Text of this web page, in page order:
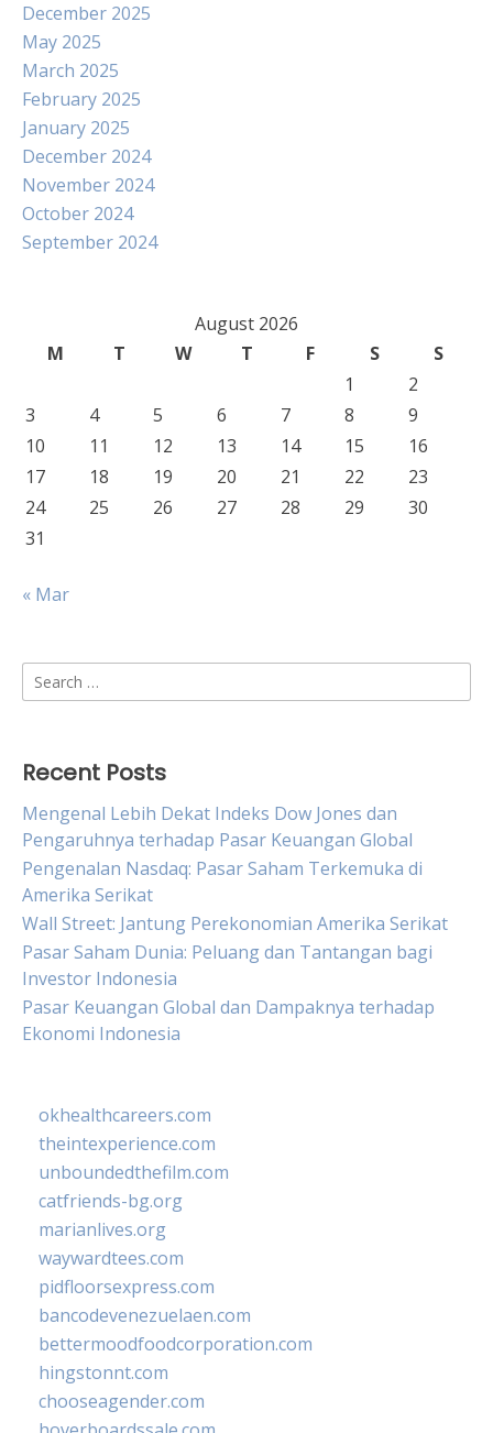
December 2025
May 2025
March 2025
February 2025
January 2025
December 2024
November 2024
October 2024
September 2024
August 2026
M
T W T F S
S
1
2
3
4 5 6 7 8
9
10
11 12 13 14 15
16
17
18 19 20 21 22
23
24
25 26 27 28 29
30
31
« Mar
Search
for:
Recent Posts
Mengenal Lebih Dekat Indeks Dow Jones dan
Pengaruhnya terhadap Pasar Keuangan Global
Pengenalan Nasdaq: Pasar Saham Terkemuka di
Amerika Serikat
Wall Street: Jantung Perekonomian Amerika Serikat
Pasar Saham Dunia: Peluang dan Tantangan bagi
Investor Indonesia
Pasar Keuangan Global dan Dampaknya terhadap
Ekonomi Indonesia
okhealthcareers.com
theintexperience.com
unboundedthefilm.com
catfriends-bg.org
marianlives.org
waywardtees.com
pidfloorsexpress.com
bancodevenezuelaen.com
bettermoodfoodcorporation.com
hingstonnt.com
chooseagender.com